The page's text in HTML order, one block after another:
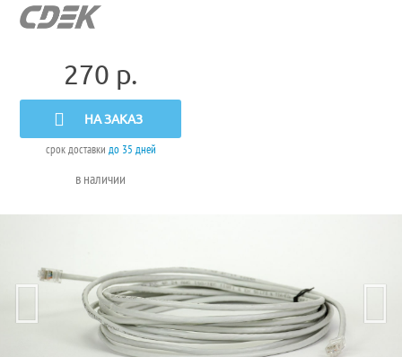
270 р.
НА ЗАКАЗ
срок доставки до 35 дней
в наличии